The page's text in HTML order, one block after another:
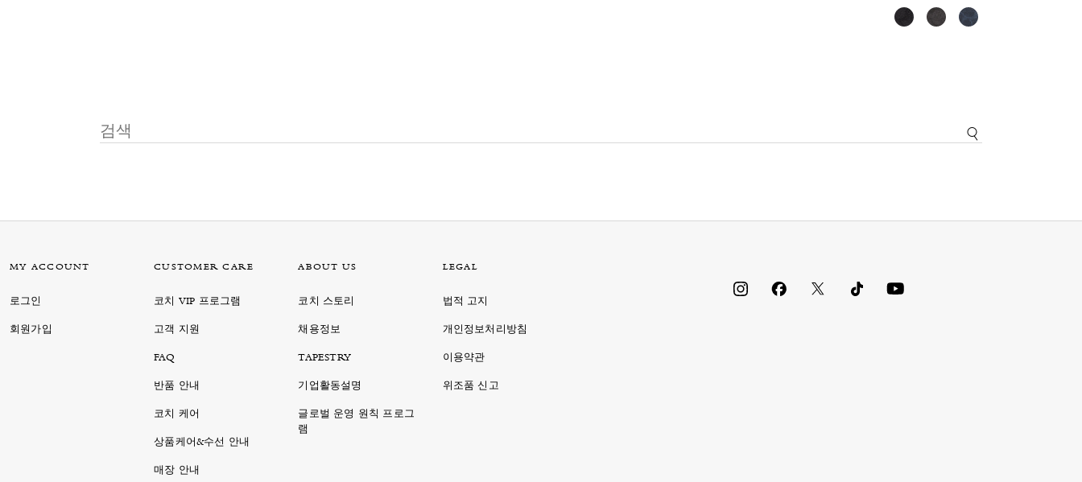
MY ACCOUNT
로그인
회원가입
CUSTOMER CARE
코치 VIP 프로그램
고객 지원
FAQ
반품 안내
코치 케어
상품케어&수선 안내
매장 안내
ABOUT US
코치 스토리
채용정보
TAPESTRY
기업활동설명
글로벌 운영 원칙 프로그
램
LEGAL
법적 고지
개인정보처리방침
이용약관
위조품 신고